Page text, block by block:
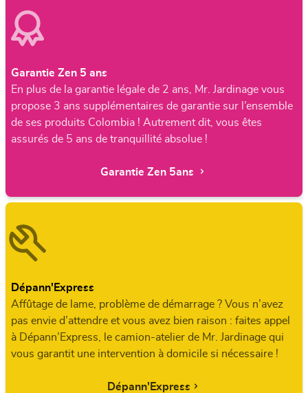
Garantie Zen 5 ans
En plus de la garantie légale de 2 ans, Mr. Jardinage vous
propose 3 ans supplémentaires de garantie sur l’ensemble
de ses produits Colombia ! Autrement dit, vous êtes
assurés de 5 ans de tranquillité absolue !
Garantie Zen 5ans
Dépann'Express
Affûtage de lame, problème de démarrage ? Vous n’avez
pas envie d’attendre et vous avez bien raison : faites appel
à Dépann’Express, le camion-atelier de Mr. Jardinage qui
vous garantit une intervention à domicile si nécessaire !
Dépann'Express